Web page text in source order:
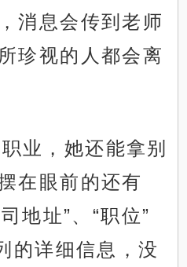
消息会传到老师
珍视的人都会离
业，她还能拿别
在眼前的还有
地址”、“职位”
的详细信息，没